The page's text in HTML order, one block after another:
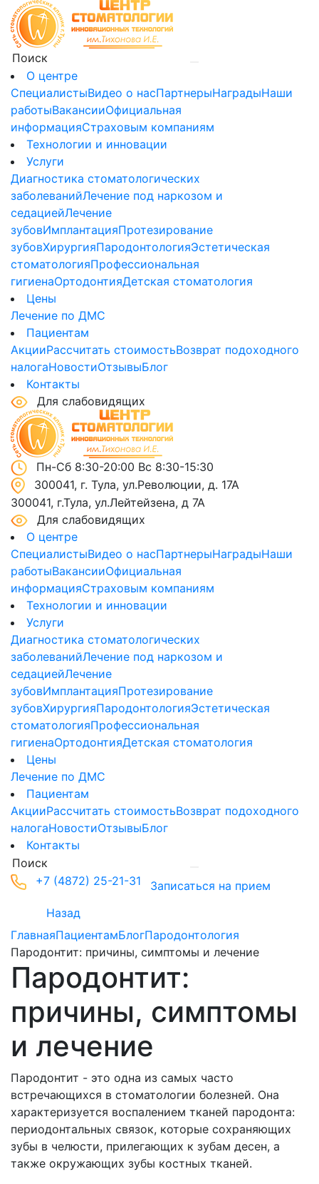
О центре
СпециалистыВидео о насПартнерыНаградыНаши
работыВакансииОфициальная
информацияСтраховым компаниям
Технологии и инновации
Услуги
Диагностика стоматологических
заболеванийЛечение под наркозом и
седациейЛечение
зубовИмплантацияПротезирование
зубовХирургияПародонтологияЭстетическая
стоматологияПрофессиональная
гигиенаОртодонтияДетская стоматология
Цены
Лечение по ДМС
Пациентам
АкцииРассчитать стоимостьВозврат подоходного
налогаНовостиОтзывыБлог
Контакты
Для слабовидящих
Пн-Сб 8:30-20:00 Вс 8:30-15:30
300041, г. Тула, ул.Революции, д. 17А
300041, г.Тула, ул.Лейтейзена, д 7А
Для слабовидящих
О центре
СпециалистыВидео о насПартнерыНаградыНаши
работыВакансииОфициальная
информацияСтраховым компаниям
Технологии и инновации
Услуги
Диагностика стоматологических
заболеванийЛечение под наркозом и
седациейЛечение
зубовИмплантацияПротезирование
зубовХирургияПародонтологияЭстетическая
стоматологияПрофессиональная
гигиенаОртодонтияДетская стоматология
Цены
Лечение по ДМС
Пациентам
АкцииРассчитать стоимостьВозврат подоходного
налогаНовостиОтзывыБлог
Контакты
+7 (4872) 25-21-31
Записаться на прием
Назад
ГлавнаяПациентамБлогПародонтология
Пародонтит: причины, симптомы и лечение
Пародонтит:
причины, симптомы
и лечение
Пародонтит - это одна из самых часто
встречающихся в стоматологии болезней. Она
характеризуется воспалением тканей пародонта:
периодонтальных связок, которые сохраняющих
зубы в челюсти, прилегающих к зубам десен, а
также окружающих зубы костных тканей.